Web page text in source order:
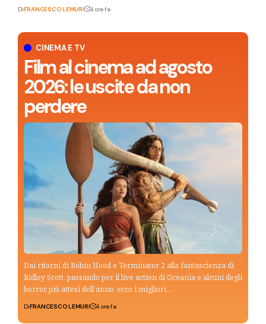
CINEMA E TV
Film al cinema ad agosto
2026: le uscite da non
perdere
Dai ritorni di Robin Hood e Terminator 2 alla fantascienza di
Ridley Scott, passando per il live action di Oceania e alcuni degli
horror più attesi dell’anno: ecco i migliori…
DiFRANCESCO LEMURI 4 ore fa
DiFRANCESCO LEMURI 4 ore fa